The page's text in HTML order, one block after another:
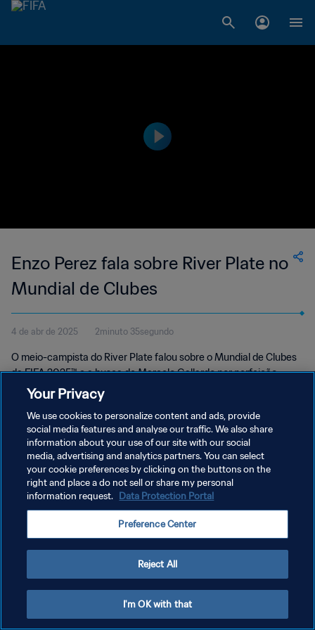
Enzo Perez fala sobre River Plate no
Mundial de Clubes
4 de abr de 2025 2minuto 35segundo
O meio-campista do River Plate falou sobre o Mundial de Clubes
da FIFA 2025™ e a busca de Marcelo Gallardo por perfeição.
POLÍTICA DE PRIVACIDADE
TERMOS DE SERVIÇO
ADMINISTRAR AS PREFERÊNCIAS DE COOKIES
Your Privacy
We use cookies to personalize content and ads, provide
social media features and analyse our traffic. We also share
information about your use of our site with our social
media, advertising and analytics partners. You can select
your cookie preferences by clicking on the buttons on the
right and place a do not sell or share my personal
information request. Data Protection Portal
Preference Center
Reject All
I'm OK with that